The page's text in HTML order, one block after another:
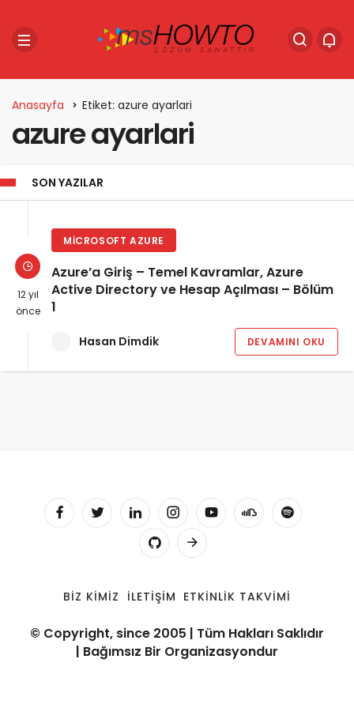
Anasayfa Etiket: azure ayarlari
azure ayarlari
SON YAZILAR
12 yıl
önce
MICROSOFT AZURE
Azure’a Giriş – Temel Kavramlar, Azure
Active Directory ve Hesap Açılması – Bölüm
1
Hasan Dimdik DEVAMINI OKU
BIZ KIMIZ İLETIŞIM ETKINLIK TAKVIMI
© Copyright, since 2005 | Tüm Hakları Saklıdır
| Bağımsız Bir Organizasyondur